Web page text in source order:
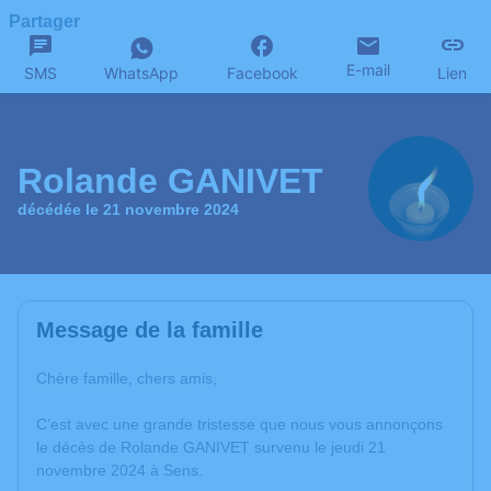
Partager
SMS WhatsApp Facebook E-mail Lien
Rolande GANIVET
décédée le 21 novembre 2024
Message de la famille
Chère famille, chers amis,
C’est avec une grande tristesse que nous vous annonçons
le décès de Rolande GANIVET survenu le jeudi 21
novembre 2024 à Sens.